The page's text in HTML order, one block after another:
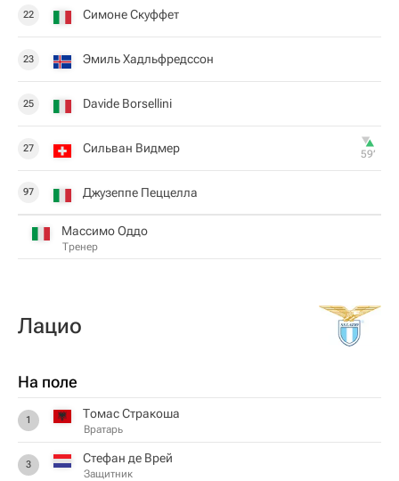
22 Симоне Скуффет
23 Эмиль Хадльфредссон
25 Davide Borsellini
27 Сильван Видмер 59‎’‎
97 Джузеппе Пеццелла
Массимо Оддо
Тренер
Лацио
На поле
1 Томас Стракоша
Вратарь
3 Стефан де Врей
Защитник